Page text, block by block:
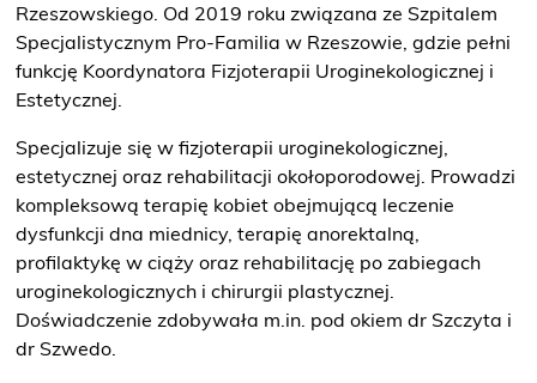
Pracownia Mammografii
bezpłatne badanie piersi
Badania prenatalne
wczesna diagnostyka
Przyjęcie do szpitala
Rzeszowskiego. Od 2019 roku związana ze Szpitalem
Specjalistycznym Pro-Familia w Rzeszowie, gdzie pełni
funkcję Koordynatora Fizjoterapii Uroginekologicznej i
Estetycznej.
Specjalizuje się w fizjoterapii uroginekologicznej,
estetycznej oraz rehabilitacji okołoporodowej. Prowadzi
kompleksową terapię kobiet obejmującą leczenie
dysfunkcji dna miednicy, terapię anorektalną,
profilaktykę w ciąży oraz rehabilitację po zabiegach
uroginekologicznych i chirurgii plastycznej.
Doświadczenie zdobywała m.in. pod okiem dr Szczyta i
dr Szwedo.